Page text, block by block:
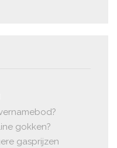
gokken?
gasprijzen